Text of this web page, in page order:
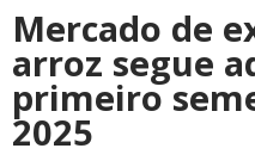
Mercado de
arroz segue
primeiro
2025